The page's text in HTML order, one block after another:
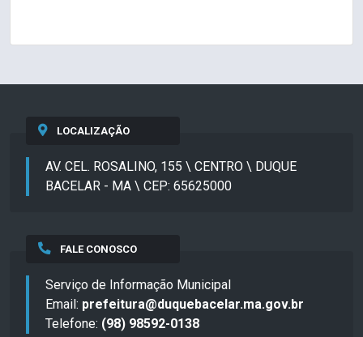
LOCALIZAÇÃO
AV. CEL. ROSALINO, 155 \ CENTRO \ DUQUE
BACELAR - MA \ CEP: 65625000
FALE CONOSCO
Serviço de Informação Municipal
Email: prefeitura@duquebacelar.ma.gov.br
Telefone: (98) 98592-0138